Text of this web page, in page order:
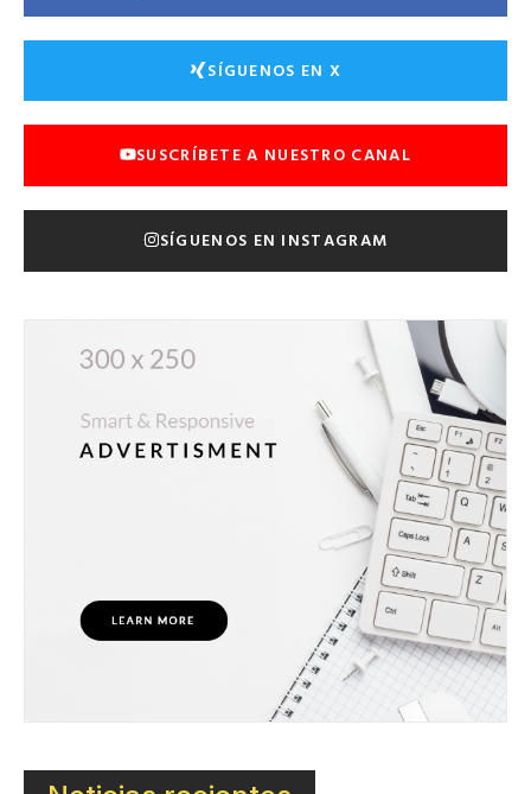
SÍGUENOS EN X
SUSCRÍBETE A NUESTRO CANAL
SÍGUENOS EN INSTAGRAM